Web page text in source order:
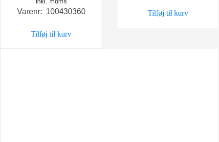
pris
75,00 kr..
pris
Varenr: 100430360
Tilføj til kurv
Tilføj til kurv